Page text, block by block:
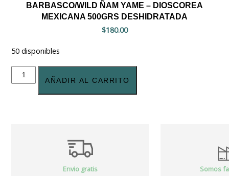
BARBASCO/WILD ÑAM YAME – DIOSCOREA
MEXICANA 500GRS DESHIDRATADA
$180.00
50 disponibles
Barbasco/Wild
Ñam
Yame AÑADIR AL CARRITO
Envio gratis
Somos